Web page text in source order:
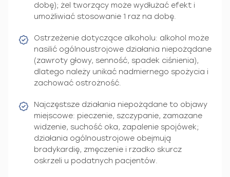
dobę); żel tworzący może wydłużać efekt i
umożliwiać stosowanie 1 raz na dobę.
Ostrzeżenie dotyczące alkoholu: alkohol może
nasilić ogólnoustrojowe działania niepożądane
(zawroty głowy, senność, spadek ciśnienia),
dlatego należy unikać nadmiernego spożycia i
zachować ostrożność.
Najczęstsze działania niepożądane to objawy
miejscowe: pieczenie, szczypanie, zamazane
widzenie, suchość oka, zapalenie spojówek;
działania ogólnoustrojowe obejmują
bradykardię, zmęczenie i rzadko skurcz
oskrzeli u podatnych pacjentów.